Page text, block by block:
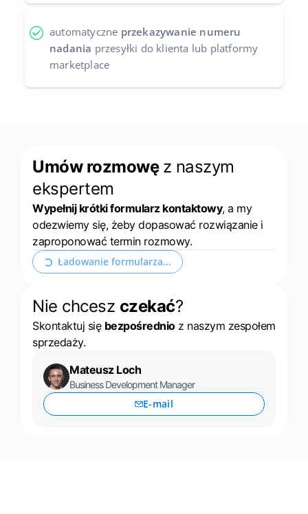
automatyczne przekazywanie numeru
nadania przesyłki do klienta lub platformy
marketplace
Umów rozmowę z naszym
ekspertem
Wypełnij krótki formularz kontaktowy, a my
odezwiemy się, żeby dopasować rozwiązanie i
zaproponować termin rozmowy.
Rozwiń formularz kontaktowy
Nie chcesz czekać?
Skontaktuj się bezpośrednioz naszym zespołem
sprzedaży.
Mateusz Loch
Business Development Manager
E-mail